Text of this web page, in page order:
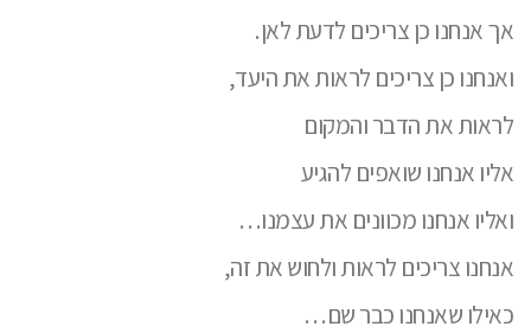
אך אנחנו כן צריכים לדעת לאן.
ואנחנו כן צריכים לראות את היעד,
לראות את הדבר והמקום
אליו אנחנו שואפים להגיע
ואליו אנחנו מכוונים את עצמנו…
אנחנו צריכים לראות ולחוש את זה,
כאילו שאנחנו כבר שם…